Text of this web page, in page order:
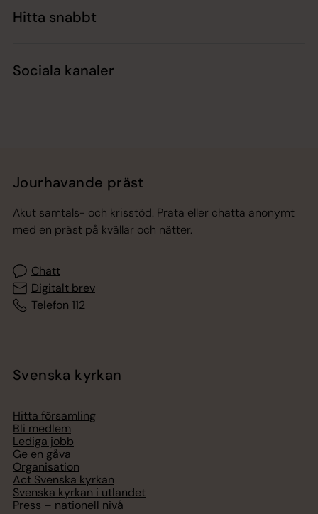
Hitta snabbt
Sociala kanaler
Jourhavande präst
Akut samtals- och krisstöd. Prata eller chatta anonymt
med en präst på kvällar och nätter.
Chatt
Digitalt brev
Telefon 112
Svenska kyrkan
Hitta församling
Bli medlem
Lediga jobb
Ge en gåva
Organisation
Act Svenska kyrkan
Svenska kyrkan i utlandet
Press – nationell nivå